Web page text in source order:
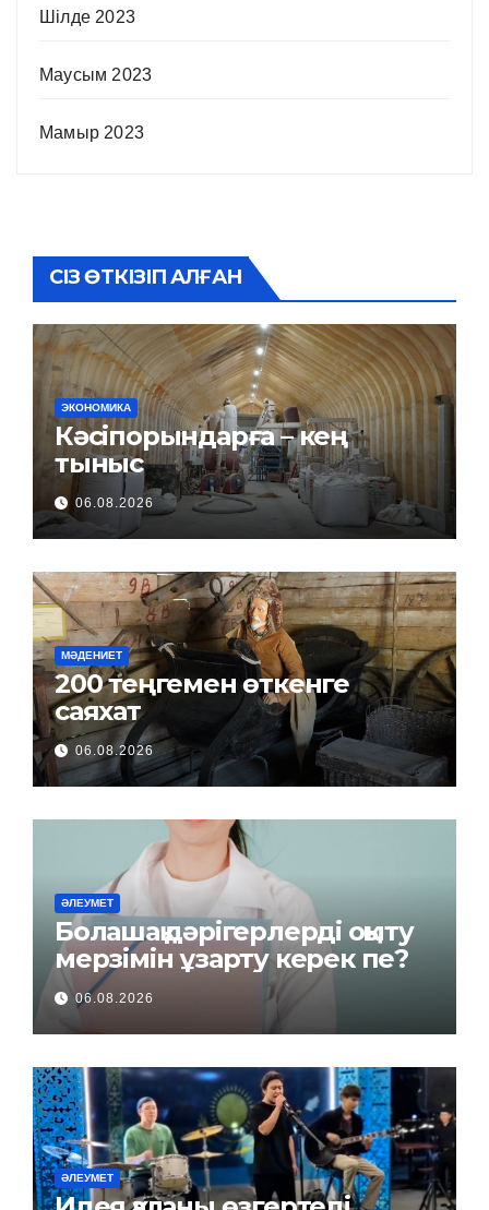
Шілде 2023
Маусым 2023
Мамыр 2023
СІЗ ӨТКІЗІП АЛҒАН
ЭКОНОМИКА
Кәсіпорындарға – кең
тыныс
06.08.2026
МӘДЕНИЕТ
200 теңгемен өткенге
саяхат
06.08.2026
ӘЛЕУМЕТ
Болашақ дәрігерлерді оқыту
мерзімін ұзарту керек пе?
06.08.2026
ӘЛЕУМЕТ